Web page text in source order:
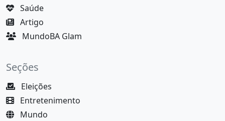
Saúde
Artigo
MundoBA Glam
Seções
Eleições
Entretenimento
Mundo